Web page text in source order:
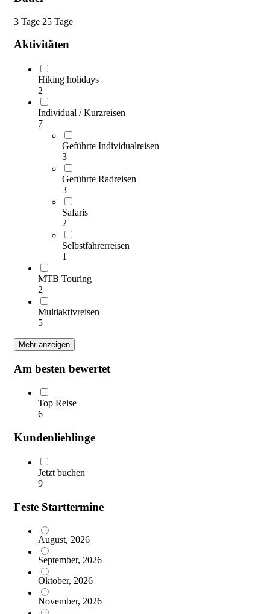
3 Tage 25 Tage
Aktivitäten
Hiking holidays
2
Individual / Kurzreisen
7
Geführte Individualreisen
3
Geführte Radreisen
3
Safaris
2
Selbstfahrerreisen
1
MTB Touring
2
Multiaktivreisen
5
Mehr anzeigen
Am besten bewertet
Top Reise
6
Kundenlieblinge
Jetzt buchen
9
Feste Starttermine
August, 2026
September, 2026
Oktober, 2026
November, 2026